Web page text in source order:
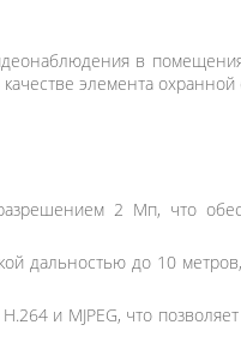
в
элемента охранной
2 Мп, что
дальностью до 10
и MJPEG, что